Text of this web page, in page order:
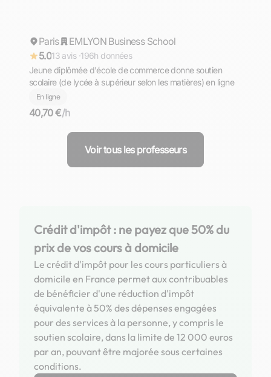
Répond rapidement
Paris
EMLYON Business School
5.013 avis ·196h données
Jeune diplômée d'école de commerce donne soutien
scolaire (de lycée à supérieur selon les matières) en ligne
En ligne
40,70 €/h
Voir tous les professeurs
Crédit d'impôt : ne payez que 50% du
prix de vos cours à domicile
Le crédit d'impôt pour les cours particuliers à
domicile en France permet aux contribuables
de bénéficier d'une réduction d'impôt
équivalente à 50% des dépenses engagées
pour des services à la personne, y compris le
soutien scolaire, dans la limite de 12 000 euros
par an, pouvant être majorée sous certaines
conditions.